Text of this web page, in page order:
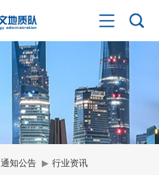
通知公告 ▶ 行业资讯